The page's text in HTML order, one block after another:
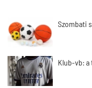
Szombati
Klub-vb: